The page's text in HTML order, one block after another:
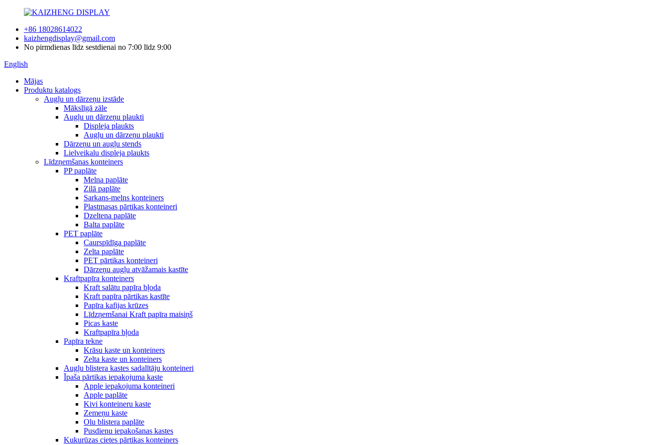
+86 18028614022
kaizhengdisplay@gmail.com
No pirmdienas līdz sestdienai no 7:00 līdz 9:00
English
Mājas
Produktu katalogs
Augļu un dārzeņu izstāde
Mākslīgā zāle
Augļu un dārzeņu plaukti
Displeja plaukts
Augļu un dārzeņu plaukti
Dārzeņu un augļu stends
Lielveikalu displeja plaukts
Līdzņemšanas konteiners
PP paplāte
Melna paplāte
Zilā paplāte
Sarkans-melns konteiners
Plastmasas pārtikas konteineri
Dzeltena paplāte
Balta paplāte
PET paplāte
Caurspīdīga paplāte
Zelta paplāte
PET pārtikas konteineri
Dārzeņu augļu atvāžamais kastīte
Kraftpapīra konteiners
Kraft salātu papīra bļoda
Kraft papīra pārtikas kastīte
Papīra kafijas krūzes
Līdzņemšanai Kraft papīra maisiņš
Picas kaste
Kraftpapīra bļoda
Papīra tekne
Krāsu kaste un konteiners
Zelta kaste un konteiners
Augļu blistera kastes sadalītāju konteineri
Īpaša pārtikas iepakojuma kaste
Apple iepakojuma konteineri
Apple paplāte
Kivi konteineru kaste
Zemeņu kaste
Olu blistera paplāte
Pusdienu iepakošanas kastes
Kukurūzas cietes pārtikas konteiners